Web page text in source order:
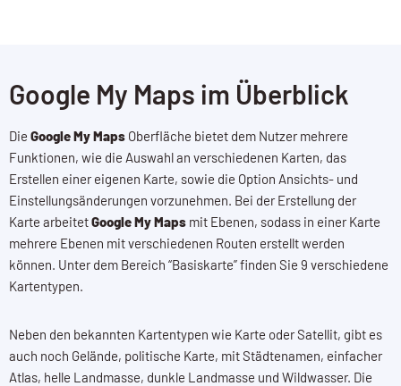
Google My Maps im Überblick
Die Google My Maps Oberfläche bietet dem Nutzer mehrere
Funktionen, wie die Auswahl an verschiedenen Karten, das
Erstellen einer eigenen Karte, sowie die Option Ansichts- und
Einstellungsänderungen vorzunehmen. Bei der Erstellung der
Karte arbeitetGoogle My Maps mit Ebenen, sodass in einer Karte
mehrere Ebenen mit verschiedenen Routen erstellt werden
können. Unter dem Bereich “Basiskarte” finden Sie 9 verschiedene
Kartentypen.
Neben den bekannten Kartentypen wie Karte oder Satellit, gibt es
auch noch Gelände, politische Karte, mit Städtenamen, einfacher
Atlas, helle Landmasse, dunkle Landmasse und Wildwasser. Die